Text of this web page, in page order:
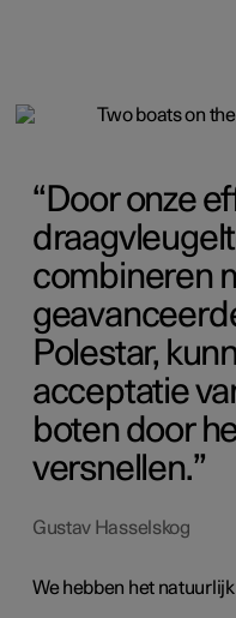
Door onze
combineren
Polestar,
acceptatie
boten door
versnellen.
Gustav Hasselskog
We hebben het